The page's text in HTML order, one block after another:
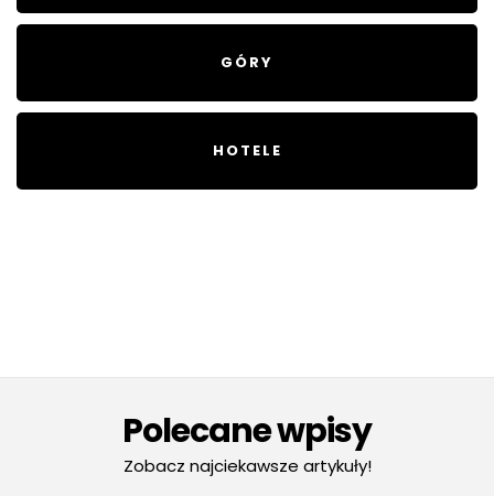
GÓRY
HOTELE
Polecane wpisy
Zobacz najciekawsze artykuły!